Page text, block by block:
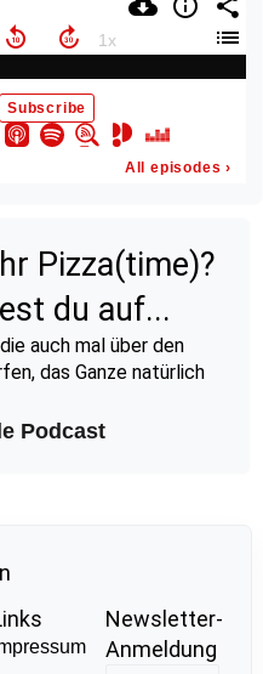
Pizza(time)?
du auf...
auch mal über den
das Ganze natürlich
Podcast
Newsletter-
Anmeldung